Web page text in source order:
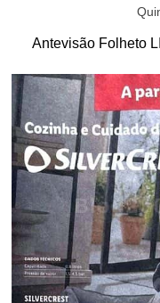
Antevisão Folheto